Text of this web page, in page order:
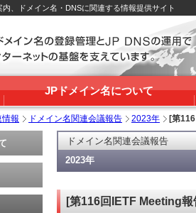
、ドメイン名・DNSに関連する情報提供サイト
JPドメイン名について
情報 ドメイン名関連会議報告 2023年 [第
ドメイン名関連会議報告
2023年
[第116回IETF Meeting